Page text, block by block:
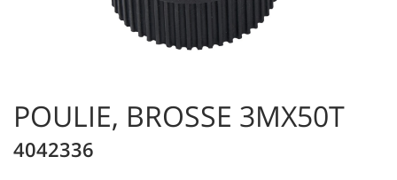
POULIE, BROSSE 3MX50T
4042336